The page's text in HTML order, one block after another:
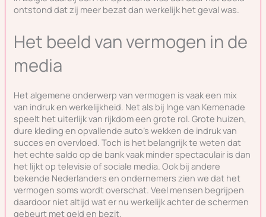
ontstond dat zij meer bezat dan werkelijk het geval was.
Het beeld van vermogen in de
media
Het algemene onderwerp van vermogen is vaak een mix
van indruk en werkelijkheid. Net als bij Inge van Kemenade
speelt het uiterlijk van rijkdom een grote rol. Grote huizen,
dure kleding en opvallende auto’s wekken de indruk van
succes en overvloed. Toch is het belangrijk te weten dat
het echte saldo op de bank vaak minder spectaculair is dan
het lijkt op televisie of sociale media. Ook bij andere
bekende Nederlanders en ondernemers zien we dat het
vermogen soms wordt overschat. Veel mensen begrijpen
daardoor niet altijd wat er nu werkelijk achter de schermen
gebeurt met geld en bezit.